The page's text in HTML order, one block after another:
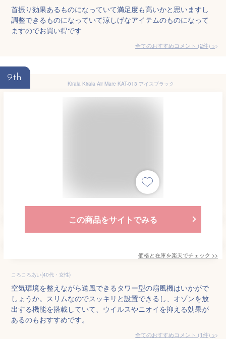
首振り効果あるものになっていて満足度も高いかと思いますし
調整できるものになっていて涼しげなアイテムのものになって
ますのでお買い得です
全てのおすすめコメント (2件) >
9th
Kirala Kirala Air Mare KAT-013 アイスブラック
この商品をサイトでみる
価格と在庫を楽天でチェック >>
ころころあい(40代・女性)
空気環境を整えながら送風できるタワー型の扇風機はいかがで
しょうか。スリムなのでスッキリと設置できるし、オゾンを放
出する機能を搭載していて、ウイルスやニオイを抑える効果が
あるのもおすすめです。
全てのおすすめコメント (1件) >